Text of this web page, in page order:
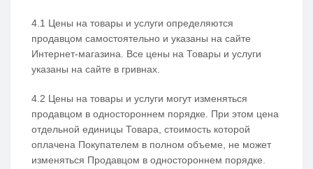
4.1 Цены на товары и услуги определяются
продавцом самостоятельно и указаны на сайте
Интернет-магазина. Все цены на Товары и услуги
указаны на сайте в гривнах.
4.2 Цены на товары и услуги могут изменяться
продавцом в одностороннем порядке. При этом цена
отдельной единицы Товара, стоимость которой
оплачена Покупателем в полном объеме, не может
изменяться Продавцом в одностороннем порядке.